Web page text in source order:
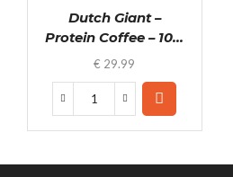
Dutch Giant –
Protein Coffee – 10...
€ 29.99
Dutch